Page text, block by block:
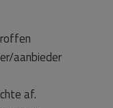
aanbieder
af.